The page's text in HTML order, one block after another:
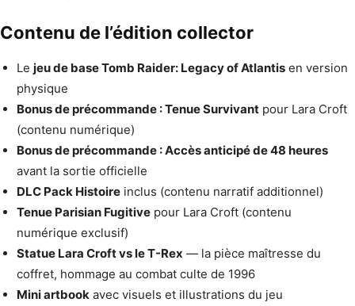
Contenu de l’édition collector
Le jeu de base Tomb Raider: Legacy of Atlantis en version
physique
Bonus de précommande : Tenue Survivant pour Lara Croft
(contenu numérique)
Bonus de précommande : Accès anticipé de 48 heures
avant la sortie officielle
DLC Pack Histoire inclus (contenu narratif additionnel)
Tenue Parisian Fugitive pour Lara Croft (contenu
numérique exclusif)
Statue Lara Croft vs le T-Rex — la pièce maîtresse du
coffret, hommage au combat culte de 1996
Mini artbook avec visuels et illustrations du jeu